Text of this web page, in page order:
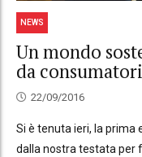
NEWS
Un mondo
da
22/09/2016
Si è tenuta ieri, la prima
dalla nostra testata per